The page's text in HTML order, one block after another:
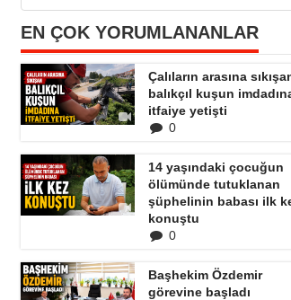
EN ÇOK YORUMLANANLAR
Çalıların arasına
balıkçıl kuşun
itfaiye yetişti
0
14 yaşındaki çocuğun
ölümünde tutuklanan
şüphelinin babası ilk
konuştu
0
Başhekim Özdemir
görevine başladı